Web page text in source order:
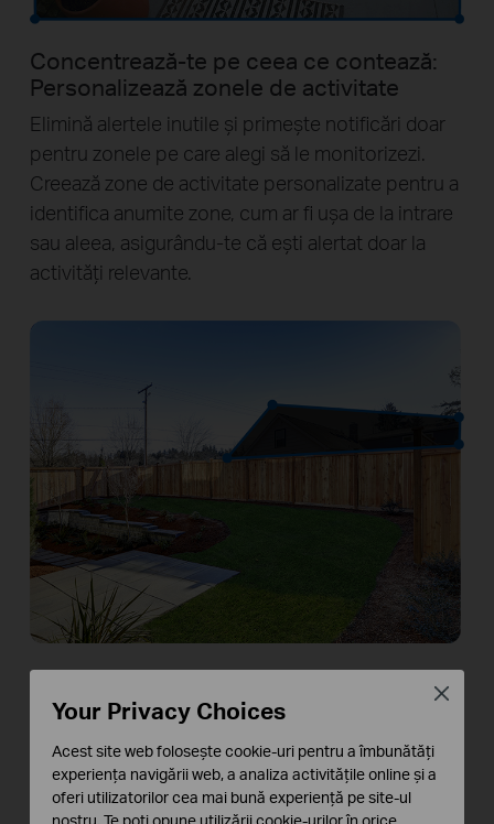
Concentrează-te pe ceea ce contează:
Personalizează zonele de activitate
Elimină alertele inutile și primește notificări doar
pentru zonele pe care alegi să le monitorizezi.
Creează zone de activitate personalizate pentru a
identifica anumite zone, cum ar fi ușa de la intrare
sau aleea, asigurându-te că ești alertat doar la
activități relevante.
Păstrează confidențialitatea:
Definește zonele ascunse
Protejează-ți spațiul personal prin crearea de
zone de confidențialitate personalizate. Exclude
zonele sensibile din înregistrări și vizualizări live,
Your Privacy Choices
Acest site web folosește cookie-uri pentru a îmbunătăți
experiența navigării web, a analiza activitățile online și a
oferi utilizatorilor cea mai bună experiență pe site-ul
nostru. Te poți opune utilizării cookie-urilor în orice
Close